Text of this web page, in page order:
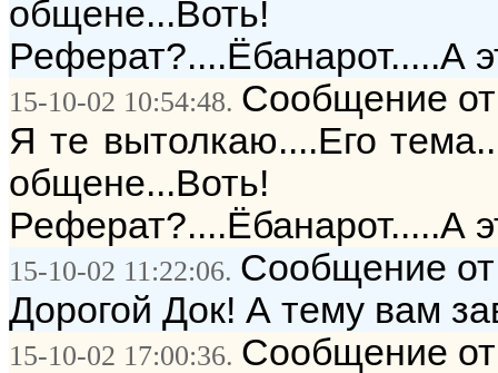
общене...Воть!
Реферат?....Ёбанарот.....А
15-10-02 10:54:48. Сообщение
Я те вытолкаю....Его
общене...Воть!
Реферат?....Ёбанарот.....А
15-10-02 11:22:06. Сообщение
Дорогой Док! А тему вам
15-10-02 17:00:36. Сообщение